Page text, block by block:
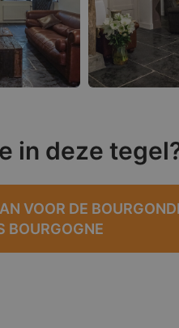
in deze
VOOR DE
BOURGOGNE